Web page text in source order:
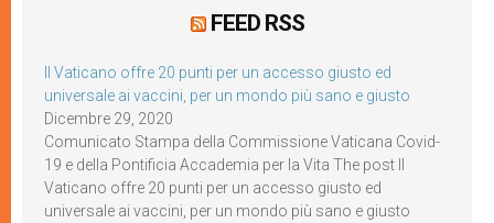
FEED RSS
Il Vaticano offre 20 punti per un accesso giusto ed
universale ai vaccini, per un mondo più sano e giusto
Dicembre 29, 2020
Comunicato Stampa della Commissione Vaticana Covid-
19 e della Pontificia Accademia per la Vita The post Il
Vaticano offre 20 punti per un accesso giusto ed
universale ai vaccini, per un mondo più sano e giusto